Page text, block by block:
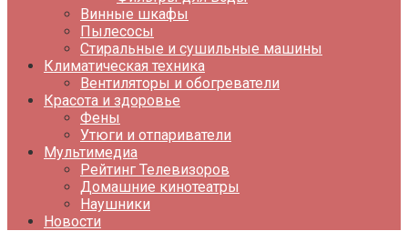
Винные шкафы
Пылесосы
Стиральные и сушильные машины
Климатическая техника
Вентиляторы и обогреватели
Красота и здоровье
Фены
Утюги и отпариватели
Мультимедиа
Рейтинг Телевизоров
Домашние кинотеатры
Наушники
Новости